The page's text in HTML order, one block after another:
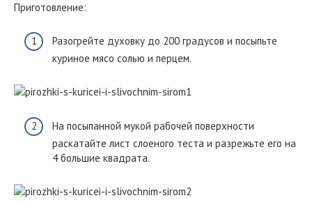
Приготовление:
Разогрейте духовку до 200 градусов и посыпьте
куриное мясо солью и перцем.
На посыпанной мукой рабочей поверхности
раскатайте лист слоеного теста и разрежьте его на
4 большие квадрата.